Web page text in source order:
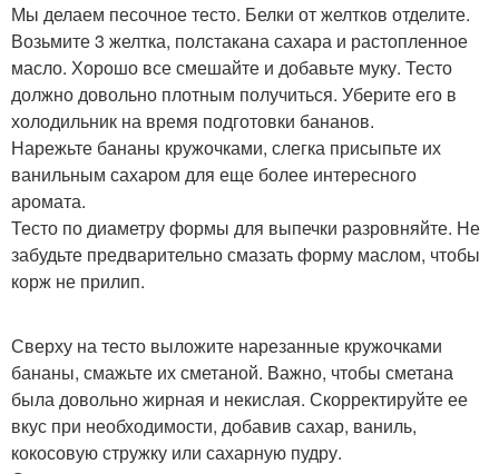
Мы делаем песочное тесто. Белки от желтков отделите.
Возьмите 3 желтка, полстакана сахара и растопленное
масло. Хорошо все смешайте и добавьте муку. Тесто
должно довольно плотным получиться. Уберите его в
холодильник на время подготовки бананов.
Нарежьте бананы кружочками, слегка присыпьте их
ванильным сахаром для еще более интересного
аромата.
Тесто по диаметру формы для выпечки разровняйте. Не
забудьте предварительно смазать форму маслом, чтобы
корж не прилип.
Сверху на тесто выложите нарезанные кружочками
бананы, смажьте их сметаной. Важно, чтобы сметана
была довольно жирная и некислая. Скорректируйте ее
вкус при необходимости, добавив сахар, ваниль,
кокосовую стружку или сахарную пудру.